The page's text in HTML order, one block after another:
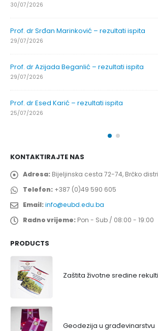
30/07/2026
Prof. dr Srđan Marinković – rezultati ispita
29/07/2026
Prof. dr Azijada Beganlić – rezultati ispita
29/07/2026
Prof. dr Esed Karić – rezultati ispita
25/07/2026
KONTAKTIRAJTE NAS
Adresa: Bijeljinska cesta 72-74, Brčko
Telefon: +387 (0)49 590 605
Email:info@eubd.edu.ba
Radno vrijeme: Pon - Sub / 08:00 - 19:00
PRODUCTS
Geodezija u građevinarstvu